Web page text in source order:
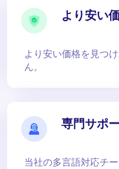
より安い
より安い価格を見つ
ん。
専門サポ
当社の多言語対応チ